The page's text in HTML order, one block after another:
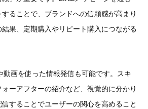
ることで、ブランドへの信頼感が高まり
果、定期購入やリピート購入につながる
動画を使った情報発信も可能です。スキ
ーアフターの紹介など、視覚的に分かり
することでユーザーの関心を高めること